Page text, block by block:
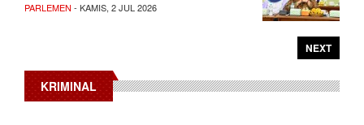
PARLEMEN - KAMIS, 2 JUL 2026
NEXT
KRIMINAL